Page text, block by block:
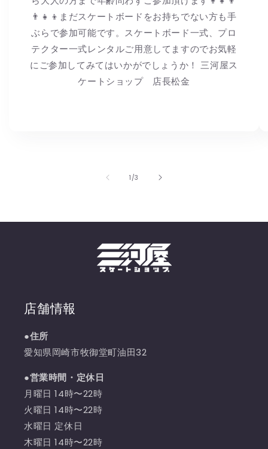
👨👧👦まだスケートボードをお持ちでない方も手
ぶらで参加可能です。スケートボード一式、プロ
テクター一式レンタルご用意してますのでお気軽
にご参加してみてはいかがでしょうか！ 三河屋ス
ケートショップ 店長松金
1 /の
3
店舗情報
●住所
愛知県岡崎市牧御堂町油田32
●営業時間・定休日
月曜日 14時〜22時
火曜日 14時〜22時
水曜日 定休日
木曜日 14時〜22時